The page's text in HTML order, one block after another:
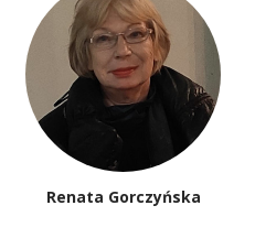
Renata Gorczyńska